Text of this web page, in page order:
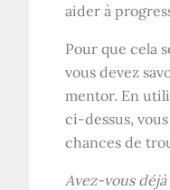
aider à
Pour que cela
vous devez
mentor. En
ci-dessus,
chances de
Avez-vous